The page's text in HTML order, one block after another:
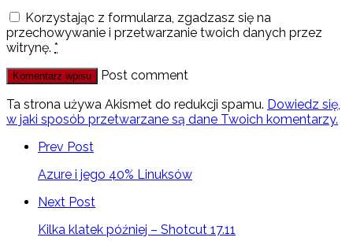
Korzystając z formularza, zgadzasz się na
przechowywanie i przetwarzanie twoich danych przez
witrynę. *
Post comment
Ta strona używa Akismet do redukcji spamu. Dowiedz się,
w jaki sposób przetwarzane są dane Twoich komentarzy.
Prev Post
Azure i jego 40% Linuksów
Next Post
Kilka klatek później – Shotcut 17.11